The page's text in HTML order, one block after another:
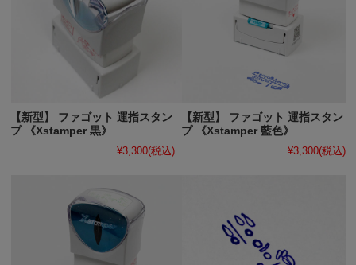
【新型】 ファゴット 運指スタン
プ 《Xstamper 黒》
¥3,300(税込)
【新型】 ファゴット 運指スタン
プ 《Xstamper 藍色》
¥3,300(税込)